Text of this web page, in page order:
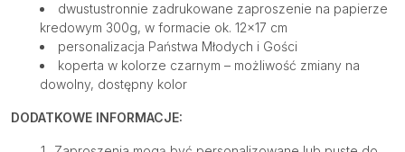
dwustustronnie zadrukowane zaproszenie na papierze
kredowym 300g, w formacie ok. 12×17 cm
personalizacja Państwa Młodych i Gości
koperta w kolorze czarnym – możliwość zmiany na
dowolny, dostępny kolor
DODATKOWE INFORMACJE: